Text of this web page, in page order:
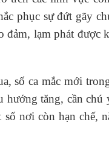
phục sự đứt gãy
lạm phát được
số ca mắc mới
tăng, cần
nơi còn hạn chế,